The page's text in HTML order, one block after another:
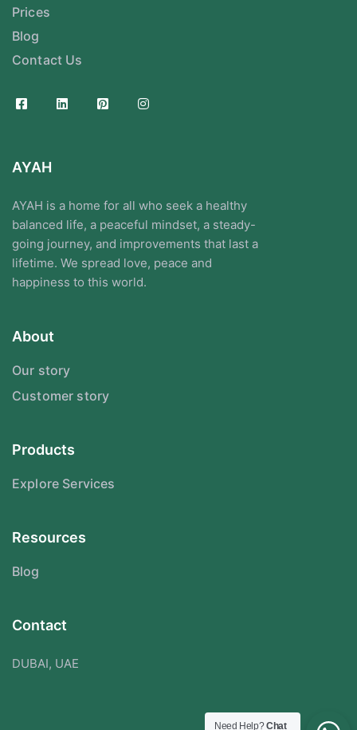
Prices
Blog
Contact Us
AYAH
AYAH is a home for all who seek a healthy
balanced life, a peaceful mindset, a steady-
going journey, and improvements that last a
lifetime. We spread love, peace and
happiness to this world.
About
Our story
Customer story
Products
Explore Services
Resources
Blog
Contact
DUBAI, UAE
Need Help?Chat